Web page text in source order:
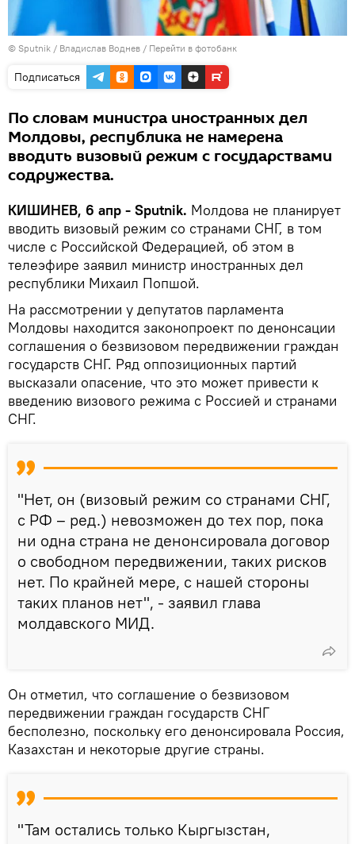
© Sputnik / Владислав Воднев / Перейти в фотобанк
Подписаться
По словам министра иностранных дел
Молдовы, республика не намерена
вводить визовый режим с государствами
содружества.
КИШИНЕВ, 6 апр - Sputnik. Молдова не планирует
вводить визовый режим со странами СНГ, в том
числе с Российской Федерацией, об этом в
телеэфире заявил министр иностранных дел
республики Михаил Попшой.
На рассмотрении у депутатов парламента
Молдовы находится законопроект по денонсации
соглашения о безвизовом передвижении граждан
государств СНГ. Ряд оппозиционных партий
высказали опасение, что это может привести к
введению визового режима с Россией и странами
СНГ.
"Нет, он (визовый режим со странами СНГ,
с РФ – ред.) невозможен до тех пор, пока
ни одна страна не денонсировала договор
о свободном передвижении, таких рисков
нет. По крайней мере, с нашей стороны
таких планов нет", - заявил глава
молдавского МИД.
Он отметил, что соглашение о безвизовом
передвижении граждан государств СНГ
бесполезно, поскольку его денонсировала Россия,
Казахстан и некоторые другие страны.
"Там остались только Кыргызстан,